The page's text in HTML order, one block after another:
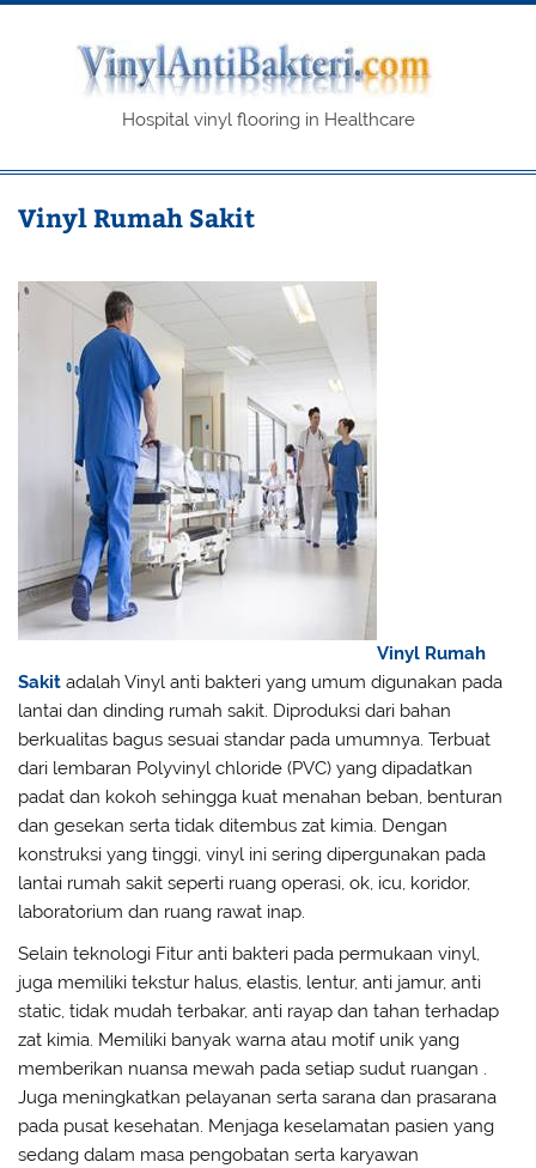
Skip
Hospital vinyl flooring in Healthcare
Vinyl Rumah Sakit
Vinyl Rumah
Sakit adalah Vinyl anti bakteri yang umum digunakan pada
lantai dan dinding rumah sakit. Diproduksi dari bahan
berkualitas bagus sesuai standar pada umumnya. Terbuat
dari lembaran Polyvinyl chloride (PVC) yang dipadatkan
padat dan kokoh sehingga kuat menahan beban, benturan
dan gesekan serta tidak ditembus zat kimia. Dengan
konstruksi yang tinggi, vinyl ini sering dipergunakan pada
lantai rumah sakit seperti ruang operasi, ok, icu, koridor,
laboratorium dan ruang rawat inap.
Selain teknologi Fitur anti bakteri pada permukaan vinyl,
juga memiliki tekstur halus, elastis, lentur, anti jamur, anti
static, tidak mudah terbakar, anti rayap dan tahan terhadap
zat kimia. Memiliki banyak warna atau motif unik yang
memberikan nuansa mewah pada setiap sudut ruangan .
Juga meningkatkan pelayanan serta sarana dan prasarana
pada pusat kesehatan. Menjaga keselamatan pasien yang
sedang dalam masa pengobatan serta karyawan